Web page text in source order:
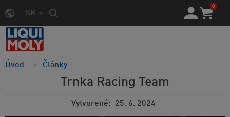
SK
0
Úvod Články
Trnka Racing Team
Vytvorené 25. 6. 2024